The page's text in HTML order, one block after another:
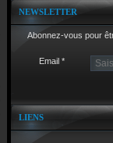
NEWSLETTER
Abonnez-vous pour
Email
LIENS